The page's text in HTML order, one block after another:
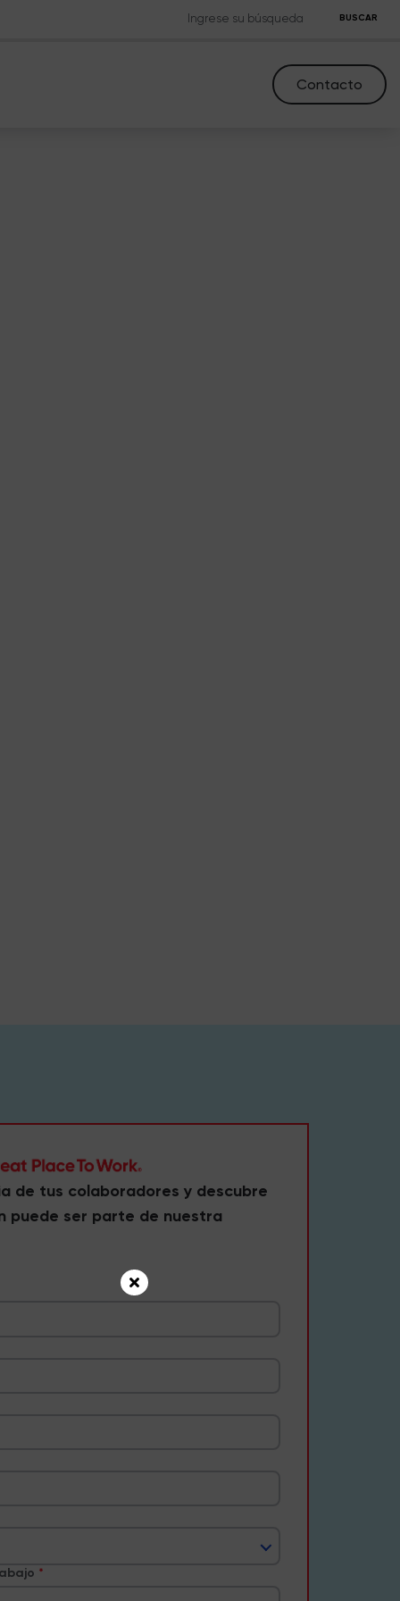
BUSCAR
Contacto
de tus colaboradores y descubre
puede ser parte de nuestra